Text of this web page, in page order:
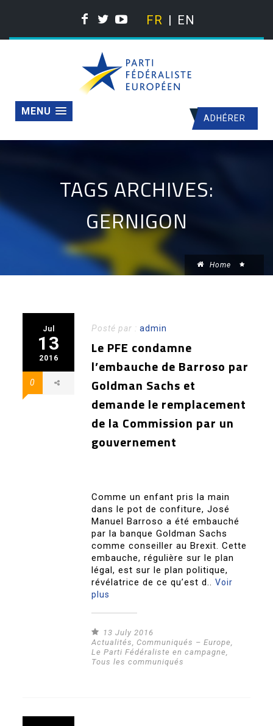
FR EN
ADHÉRER
MENU
TAGS ARCHIVES:
GERNIGON
Home
Jul
13
2016
0
Posté par :admin
Le PFE condamne
l’embauche de Barroso par
Goldman Sachs et
demande le remplacement
de la Commission par un
gouvernement
Comme un enfant pris la main
dans le pot de confiture, José
Manuel Barroso a été embauché
par la banque Goldman Sachs
comme conseiller au Brexit. Cette
embauche, régulière sur le plan
légal, est sur le plan politique,
révélatrice de ce qu’est d..Voir
plus
13 July 2016
Actualités, Communiqués – Europe,
Le Parti Fédéraliste en campagne,
Tous les communiqués